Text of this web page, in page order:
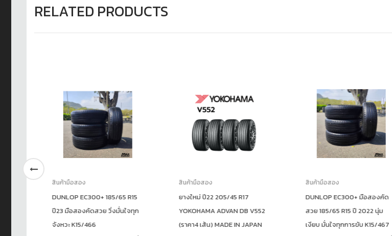
RELATED PRODUCTS
สินค้ามือสอง
DUNLOP EC300+ 185/65 R15
ปี23 มือสองคัดสวย วิ่งมั่นใจทุก
จังหวะ K15/466
สินค้ามือสอง
ยางใหม่ ปี22 205/45 R17
YOKOHAMA ADVAN DB V552
(ราคา4 เส้น) MADE IN JAPAN
สินค้ามือสอง
DUNLOP EC300+ มือสองคัด
สวย 185/65 R15 ปี 2022 นุ่ม
เงียบ มั่นใจทุกการขับ K15/467